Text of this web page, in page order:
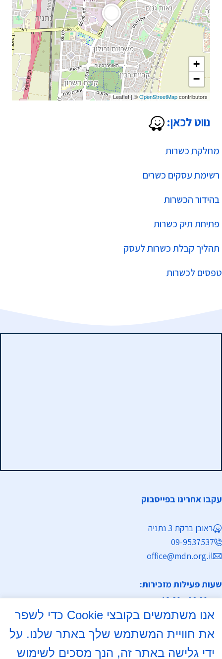
מחלקת כשרות
רשימת עסקים כשרים
בהידור הכשרות
פתיחת תיק כשרות
תהליך קבלת כשרות לעסק
טפסים לכשרות
+
−
Leaflet|©OpenStreetMapcontributors
נווט לכאן:
עקבו אחרינו בפייסבוק
ראובן ברקת 3 נתניה
09-9537537
office@mdn.org.il
שעות פעילות מזכירות:
א-ה 08:30 - 12:30
א, ד 16:00- 18:00
אנו משתמשים בקובצי Cookie כדי לשפר
את חוויית המשתמש שלך באתר שלנו. על
ידי גלישה באתר זה, הנך מסכים לשימוש